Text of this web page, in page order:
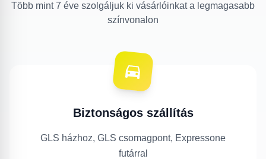
Több mint 7 éve szolgáljuk ki vásárlóinkat a legmagasabb
színvonalon
Biztonságos szállítás
GLS házhoz, GLS csomagpont, Expressone
futárral